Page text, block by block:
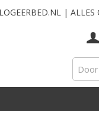
LOGEERBED.NL | ALLES